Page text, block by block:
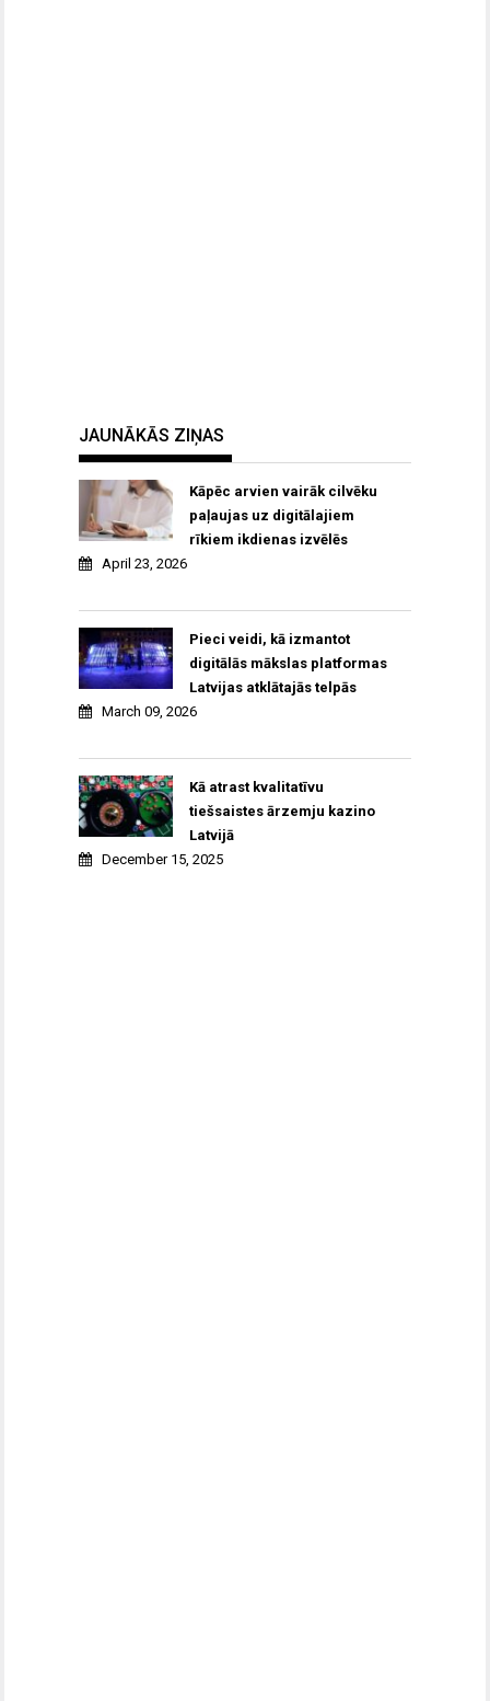
JAUNĀKĀS ZIŅAS
Kāpēc arvien vairāk cilvēku
paļaujas uz digitālajiem
rīkiem ikdienas izvēlēs
April 23, 2026
Pieci veidi, kā izmantot
digitālās mākslas platformas
Latvijas atklātajās telpās
March 09, 2026
Kā atrast kvalitatīvu
tiešsaistes ārzemju kazino
Latvijā
December 15, 2025